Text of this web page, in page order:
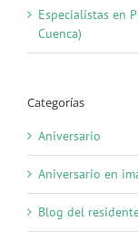
Especialistas en
Cuenca)
Categorías
Aniversario
Aniversario en
Blog del